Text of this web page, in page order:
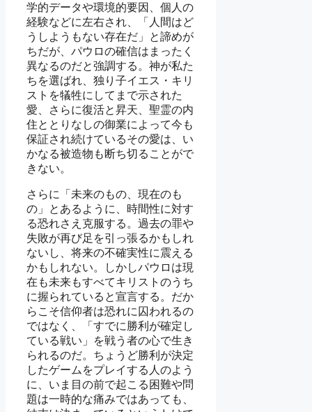
学的データや環境的要因、個人の
経験などに左右され、「人間はど
うしようもない存在だ」と諦めが
ちだが、パウロの確信はまったく
異なるのだと強調する。神が私た
ちを選ばれ、独り子イエス・キリ
ストを犠牲にしてまで示された
愛、さらに復活と昇天、聖霊の内
住ととりなしの御業によって今も
保証され続けているその愛は、い
かなる被造物も断ち切ることがで
きない。
さらに「未来のもの、現在のも
の」とあるように、時間性に対す
る恐れさえ克服する。過去の罪や
失敗が再び足を引っ張るかもしれ
ないし、将来の不確実性に震える
かもしれない。しかしパウロは現
在も未来もすべてキリストのうち
に握られていると宣言する。だか
らこそ信仰者は恐れに囚われるの
ではなく、「すでに勝利が確定し
ている戦い」を戦う者の心で生き
られるのだ。ちょうど勝利が決定
したゲームをプレイする人のよう
に、いま目の前で起こる困難や問
題は一時的な痛みではあっても、